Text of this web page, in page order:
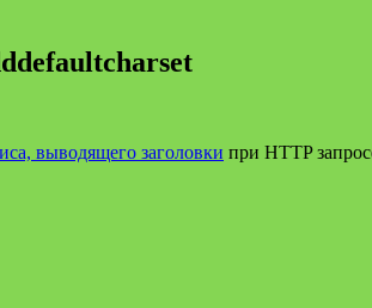
выводящего заголовки при HTTP